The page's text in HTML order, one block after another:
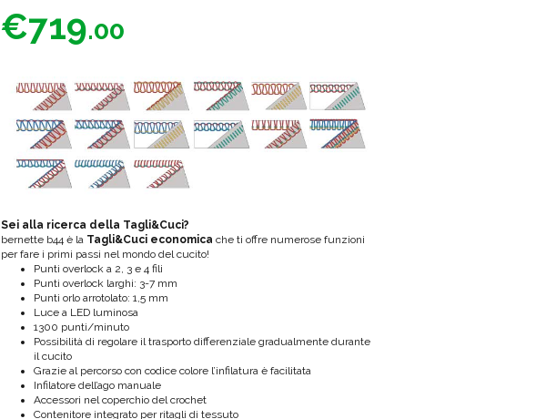
€719.00
Sei alla ricerca della Tagli&Cuci?
bernette b44 è la Tagli&Cuci economica che ti offre numerose funzioni
per fare i primi passi nel mondo del cucito!
Punti overlock a 2, 3 e 4 fili
Punti overlock larghi: 3-7 mm
Punti orlo arrotolato: 1,5 mm
Luce a LED luminosa
1300 punti/minuto
Possibilità di regolare il trasporto differenziale gradualmente durante
il cucito
Grazie al percorso con codice colore l’infilatura è facilitata
Infilatore dell’ago manuale
Accessori nel coperchio del crochet
Contenitore integrato per ritagli di tessuto